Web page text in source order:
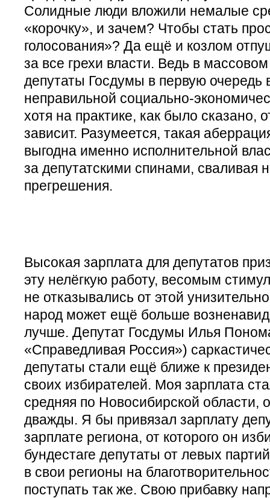
Солидные люди вложили немалые
«корочку», и зачем? Чтобы стать
голосования»? Да ещё и козлом
за все грехи власти. Ведь в
депутаты Госдумы в первую очередь
неправильной социально-
хотя на практике, как было сказано,
зависит. Разумеется, такая
выгодна именно исполнительной
за депутатскими спинами, сваливая
прегрешения.
Высокая зарплата для депутатов
эту нелёгкую работу, весомым
не отказывались от этой
народ может ещё больше
лучше. Депутат Госдумы Илья
«Справедливая Россия»)
депутаты стали ещё ближе к
своих избирателей. Моя зарплата
средняя по Новосибирской области,
дважды. Я бы привязал зарплату
зарплате региона, от которого он
бундестаге депутаты от левых
в свои регионы на
поступать так же. Свою прибавку